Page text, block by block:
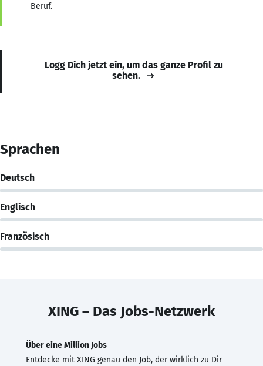
Beruf.
Logg Dich jetzt ein, um das ganze Profil zu
sehen.
Sprachen
Deutsch
Englisch
Französisch
XING – Das Jobs-Netzwerk
Über eine Million Jobs
Entdecke mit XING genau den Job, der wirklich zu Dir